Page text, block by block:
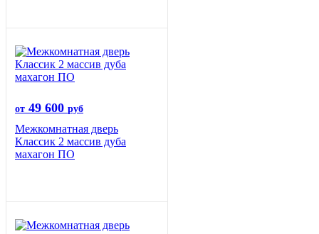
от 49 600 руб
Межкомнатная дверь
Классик 2 массив дуба
махагон ПО